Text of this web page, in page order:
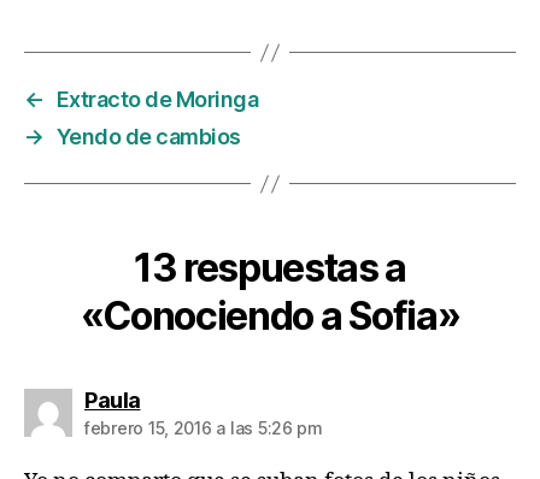
←
Extracto de Moringa
→ Yendo de cambios
13 respuestas a
«Conociendo a Sofia»
Pauladice:
febrero 15, 2016 a las 5:26 pm